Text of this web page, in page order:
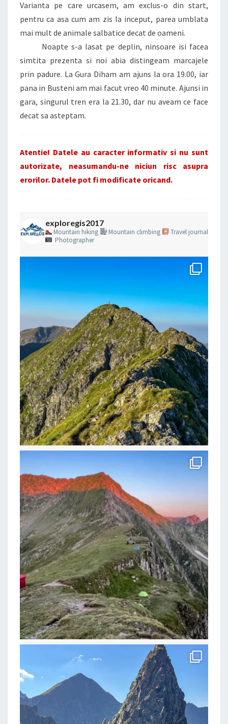
Varianta pe care urcasem, am exclus-o din start,
pentru ca asa cum am zis la inceput, parea umblata
mai mult de animale salbatice decat de oameni.
Noapte s-a lasat pe deplin, ninsoare isi facea
simtita prezenta si noi abia distingeam marcajele
prin padure. La Gura Diham am ajuns la ora 19.00, iar
pana in Busteni am mai facut vreo 40 minute. Ajunsi in
gara, singurul tren era la 21.30, dar nu aveam ce face
decat sa asteptam.
Atentie! Datele au caracter informativ si nu sunt
autorizate, neasumandu-ne niciun risc asupra
erorilor. Datele pot fi modificate oricand.
exploregis2017
Mountain hiking Mountain climbing
Travel journal
Photographer